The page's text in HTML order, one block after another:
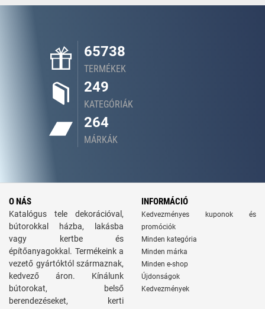
65738
TERMÉKEK
249
KATEGÓRIÁK
264
MÁRKÁK
O NÁS
Katalógus tele dekorációval,
bútorokkal házba, lakásba
vagy kertbe és
építőanyagokkal. Termékeink a
vezető gyártóktól származnak,
kedvező áron. Kínálunk
bútorokat, belső
berendezéseket, kerti
INFORMÁCIÓ
Kedvezményes kuponok és
promóciók
Minden kategória
Minden márka
Minden e-shop
Újdonságok
Kedvezmények